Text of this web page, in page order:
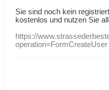
Sie sind noch kein
kostenlos und nutzen Sie
https://
operation=FormCreateUser